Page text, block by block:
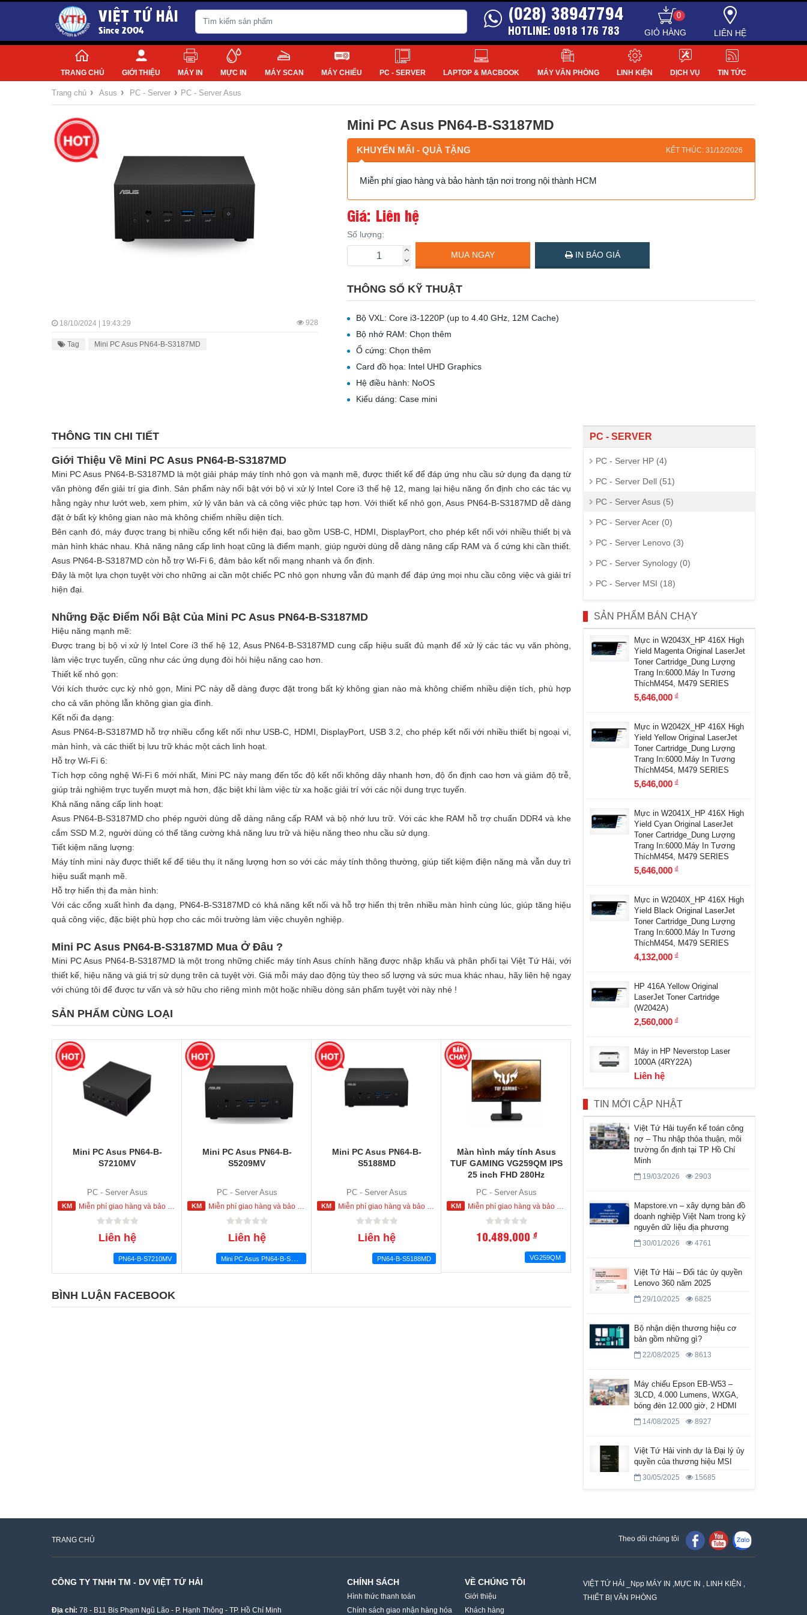
VIỆT TỨ HẢI
Since 2004
0
(028) 38947794
HOTLINE: 0918 176 783 LIÊN HỆ
TRANG CHỦ GIỚI THIỆU MÁY IN MỰC IN MÁY SCAN MÁY CHIẾU PC - SERVER LAPTOP & MACBOOK MÁY VĂN PHÒNG LINH KIỆN DỊCH VỤ TIN TỨC
Trang chủ › Asus › PC - Server › PC - Server Asus
18/10/2024 | 19:43:29 928
Tag Mini PC Asus PN64-B-S3187MD
Mini PC Asus PN64-B-S3187MD
KHUYẾN MÃI - QUÀ TẶNG KẾT THÚC: 31/12/2026
Miễn phí giao hàng và bảo hành tận nơi trong nội thành HCM
Giá: Liên hệ
Số lượng:
MUA NGAY IN BÁO GIÁ
THÔNG SỐ KỸ THUẬT
Bộ VXL: Core i3-1220P (up to 4.40 GHz, 12M Cache)
Bộ nhớ RAM: Chọn thêm
Ổ cứng: Chọn thêm
Card đồ họa: Intel UHD Graphics
Hệ điều hành: NoOS
Kiểu dáng: Case mini
THÔNG TIN CHI TIẾT
Giới Thiệu Về Mini PC Asus PN64-B-S3187MD
Mini PC Asus PN64-B-S3187MD là một giải pháp máy tính nhỏ gọn và mạnh mẽ, được thiết kế để đáp ứng nhu cầu sử dụng đa dạng từ
văn phòng đến giải trí gia đình. Sản phẩm này nổi bật với bộ vi xử lý Intel Core i3 thế hệ 12, mang lại hiệu năng ổn định cho các tác vụ
hằng ngày như lướt web, xem phim, xử lý văn bản và cả công việc phức tạp hơn. Với thiết kế nhỏ gọn, Asus PN64-B-S3187MD dễ dàng
đặt ở bất kỳ không gian nào mà không chiếm nhiều diện tích.
Bên cạnh đó, máy được trang bị nhiều cổng kết nối hiện đại, bao gồm USB-C, HDMI, DisplayPort, cho phép kết nối với nhiều thiết bị và
màn hình khác nhau. Khả năng nâng cấp linh hoạt cũng là điểm mạnh, giúp người dùng dễ dàng nâng cấp RAM và ổ cứng khi cần thiết.
Asus PN64-B-S3187MD còn hỗ trợ Wi-Fi 6, đảm bảo kết nối mạng nhanh và ổn định.
Đây là một lựa chọn tuyệt vời cho những ai cần một chiếc PC nhỏ gọn nhưng vẫn đủ mạnh để đáp ứng mọi nhu cầu công việc và giải trí
hiện đại.
Những Đặc Điểm Nổi Bật Của Mini PC Asus PN64-B-S3187MD
Hiệu năng mạnh mẽ:
Được trang bị bộ vi xử lý Intel Core i3 thế hệ 12, Asus PN64-B-S3187MD cung cấp hiệu suất đủ mạnh để xử lý các tác vụ văn phòng,
làm việc trực tuyến, cũng như các ứng dụng đòi hỏi hiệu năng cao hơn.
Thiết kế nhỏ gọn:
Với kích thước cực kỳ nhỏ gọn, Mini PC này dễ dàng được đặt trong bất kỳ không gian nào mà không chiếm nhiều diện tích, phù hợp
cho cả văn phòng lẫn không gian gia đình.
Kết nối đa dạng:
Asus PN64-B-S3187MD hỗ trợ nhiều cổng kết nối như USB-C, HDMI, DisplayPort, USB 3.2, cho phép kết nối với nhiều thiết bị ngoại vi,
màn hình, và các thiết bị lưu trữ khác một cách linh hoạt.
Hỗ trợ Wi-Fi 6:
Tích hợp công nghệ Wi-Fi 6 mới nhất, Mini PC này mang đến tốc độ kết nối không dây nhanh hơn, độ ổn định cao hơn và giảm độ trễ,
giúp trải nghiệm trực tuyến mượt mà hơn, đặc biệt khi làm việc từ xa hoặc giải trí với các nội dung trực tuyến.
Khả năng nâng cấp linh hoạt:
Asus PN64-B-S3187MD cho phép người dùng dễ dàng nâng cấp RAM và bộ nhớ lưu trữ. Với các khe RAM hỗ trợ chuẩn DDR4 và khe
cắm SSD M.2, người dùng có thể tăng cường khả năng lưu trữ và hiệu năng theo nhu cầu sử dụng.
Tiết kiệm năng lượng:
Máy tính mini này được thiết kế để tiêu thụ ít năng lượng hơn so với các máy tính thông thường, giúp tiết kiệm điện năng mà vẫn duy trì
hiệu suất mạnh mẽ.
Hỗ trợ hiển thị đa màn hình:
Với các cổng xuất hình đa dạng, PN64-B-S3187MD có khả năng kết nối và hỗ trợ hiển thị trên nhiều màn hình cùng lúc, giúp tăng hiệu
quả công việc, đặc biệt phù hợp cho các môi trường làm việc chuyên nghiệp.
Mini PC Asus PN64-B-S3187MD Mua Ở Đâu ?
Mini PC Asus PN64-B-S3187MD là một trong những chiếc máy tính Asus chính hãng được nhập khẩu và phân phối tại Việt Tứ Hải, với
thiết kế, hiệu năng và giá trị sử dụng trên cả tuyệt vời. Giá mỗi máy dao động tùy theo số lượng và sức mua khác nhau, hãy liên hệ ngay
với chúng tôi để được tư vấn và sở hữu cho riêng mình một hoặc nhiều dòng sản phẩm tuyệt vời này nhé !
SẢN PHẨM CÙNG LOẠI
Mini PC Asus PN64-B-
S7210MV
PC - Server Asus
Miễn phí giao hàng và bảo hành tận nơi trong nội thành HCM
Liên hệ
PN64-B-S7210MV
Mini PC Asus PN64-B-
S5209MV
PC - Server Asus
Miễn phí giao hàng và bảo hành tận nơi trong nội thành HCM
Liên hệ
Mini PC Asus PN64-B-
S5188MD
PC - Server Asus
Miễn phí giao hàng và bảo hành tận nơi trong nội thành HCM
Liên hệ
PN64-B-S5188MD
Màn hình máy tính Asus
TUF GAMING VG259QM IPS
25 inch FHD 280Hz
Compatible
PC - Server Asus
Miễn phí giao hàng và bảo hành tận nơi trong nội thành HCM
10,489,000đ
VG259QM
BÌNH LUẬN FACEBOOK
PC - SERVER
PC - Server HP (4)
PC - Server Dell (51)
PC - Server Asus (5)
PC - Server Acer (0)
PC - Server Lenovo (3)
PC - Server Synology (0)
PC - Server MSI (18)
SẢN PHẨM BÁN CHẠY
Mực in W2043X_HP 416X High
Yield Magenta Original LaserJet
Toner Cartridge_Dung Lượng
Trang In:6000.Máy In Tương
ThíchM454, M479 SERIES
5,646,000đ
Mực in W2042X_HP 416X High
Yield Yellow Original LaserJet
Toner Cartridge_Dung Lượng
Trang In:6000.Máy In Tương
ThíchM454, M479 SERIES
5,646,000đ
Mực in W2041X_HP 416X High
Yield Cyan Original LaserJet
Toner Cartridge_Dung Lượng
Trang In:6000.Máy In Tương
ThíchM454, M479 SERIES
5,646,000đ
Mực in W2040X_HP 416X High
Yield Black Original LaserJet
Toner Cartridge_Dung Lượng
Trang In:6000.Máy In Tương
ThíchM454, M479 SERIES
4,132,000đ
HP 416A Yellow Original
LaserJet Toner Cartridge
(W2042A)
2,560,000đ
Máy in HP Neverstop Laser
1000A (4RY22A)
Liên hệ
TIN MỚI CẬP NHẬT
Việt Tứ Hải tuyển kế toán công
nợ – Thu nhập thỏa thuận, môi
trường ổn định tại TP Hồ Chí
Minh
19/03/2026 2903
Mapstore.vn – xây dựng bản đồ
doanh nghiệp Việt Nam trong kỷ
nguyên dữ liệu địa phương
30/01/2026 4761
Việt Tứ Hải – Đối tác ủy quyền
Lenovo 360 năm 2025
29/10/2025 6825
Bộ nhận diện thương hiệu cơ
bản gồm những gì?
22/08/2025 8613
Máy chiếu Epson EB-W53 –
3LCD, 4.000 Lumens, WXGA,
bóng đèn 12.000 giờ, 2 HDMI
14/08/2025 8927
Việt Tứ Hải vinh dự là Đại lý ủy
quyền của thương hiệu MSI
30/05/2025 15685
TRANG CHỦ Theo dõi chúng tôi
CÔNG TY TNHH TM - DV VIỆT TỨ HẢI
Địa chỉ: 78 - B11 Bis Phạm Ngũ Lão - P. Hạnh Thông - TP. Hồ Chí Minh
CHÍNH SÁCH
Hình thức thanh toán
Chính sách giao nhận hàng hóa
VỀ CHÚNG TÔI
Giới thiệu
Khách hàng
VIỆT TỨ HẢI _Npp MÁY IN ,MỰC IN , LINH KIỆN ,
THIẾT BỊ VĂN PHÒNG